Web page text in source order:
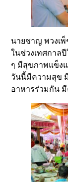
นายชาญ พวงเ
ในช่วงเทศกาล
ๆ มีสุขภาพแข็ง
วันนี้มีความสุข
อาหารร่วมกัน